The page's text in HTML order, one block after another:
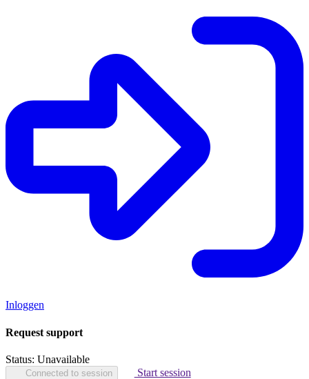
Inloggen
Request support
Status: Unavailable
Connected to session Start session